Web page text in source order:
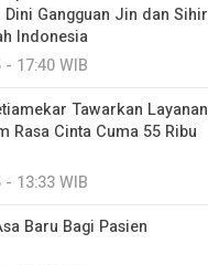
Dini Gangguan Jin dan Sihir
Indonesia
17:40 WIB
Tawarkan Layanan
Rasa Cinta Cuma 55 Ribu
13:33 WIB
Baru Bagi Pasien